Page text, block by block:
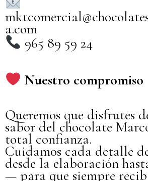
a.com
965 89 59 24
Nuestro compromiso
Queremos que disfrutes
sabor del chocolate
total confianza.
Cuidamos cada detalle
desde la elaboración
— para que siempre